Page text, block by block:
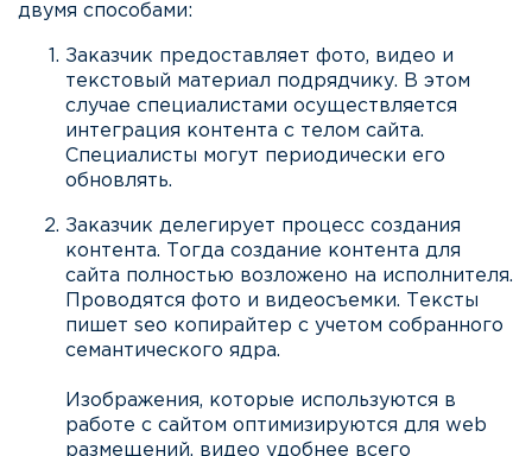
двумя способами:
Заказчик предоставляет фото, видео и
текстовый материал подрядчику. В этом
случае специалистами осуществляется
интеграция контента с телом сайта.
Специалисты могут периодически его
обновлять.
Заказчик делегирует процесс создания
контента. Тогда создание контента для
сайта полностью возложено на исполнителя.
Проводятся фото и видеосъемки. Тексты
пишет seo копирайтер с учетом собранного
семантического ядра.
Изображения, которые используются в
работе с сайтом оптимизируются для web
размещений, видео удобнее всего